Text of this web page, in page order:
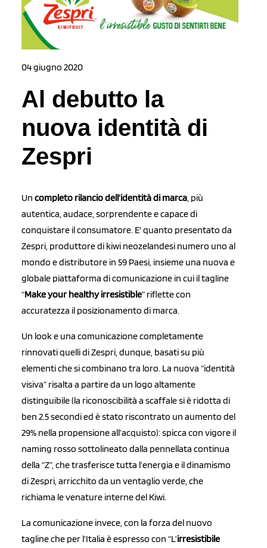
04 giugno 2020
Al debutto la
nuova identità di
Zespri
Un completo rilancio dell’identità di marca, più
autentica, audace, sorprendente e capace di
conquistare il consumatore. E' quanto presentato da
Zespri, produttore di kiwi neozelandesi numero uno al
mondo e distributore in 59 Paesi, insieme una nuova e
globale piattaforma di comunicazione in cui il tagline
“Make your healthy irresistible” riflette con
accuratezza il posizionamento di marca.
Un look e una comunicazione completamente
rinnovati quelli di Zespri, dunque, basati su più
elementi che si combinano tra loro. La nuova “identità
visiva” risalta a partire da un logo altamente
distinguibile (la riconoscibilità a scaffale si è ridotta di
ben 2.5 secondi ed è stato riscontrato un aumento del
29% nella propensione all’acquisto): spicca con vigore il
naming rosso sottolineato dalla pennellata continua
della “Z”, che trasferisce tutta l’energia e il dinamismo
di Zespri, arricchito da un ventaglio verde, che
richiama le venature interne del Kiwi.
La comunicazione invece, con la forza del nuovo
tagline che per l’Italia è espresso con “L’irresistibile